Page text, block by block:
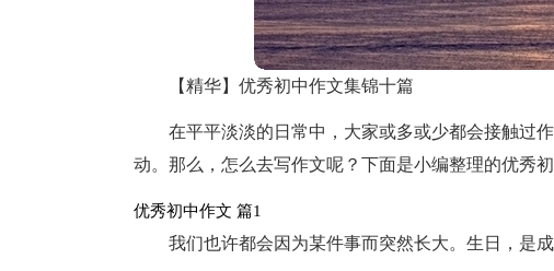
【精华】优秀初中作文集锦十篇
在平平淡淡的日常中，大家或多或少都会接触过
动。那么，怎么去写作文呢？下面是小编整理的优秀
优秀初中作文 篇1
我们也许都会因为某件事而突然长大。生日，是